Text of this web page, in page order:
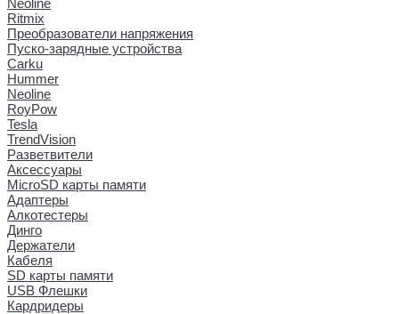
Ritmix
Преобразователи напряжения
Пуско-зарядные устройства
Carku
Hummer
Neoline
RoyPow
Tesla
TrendVision
Разветвители
Аксессуары
MicroSD карты памяти
Адаптеры
Алкотестеры
Динго
Держатели
Кабеля
SD карты памяти
USB Флешки
Кардридеры